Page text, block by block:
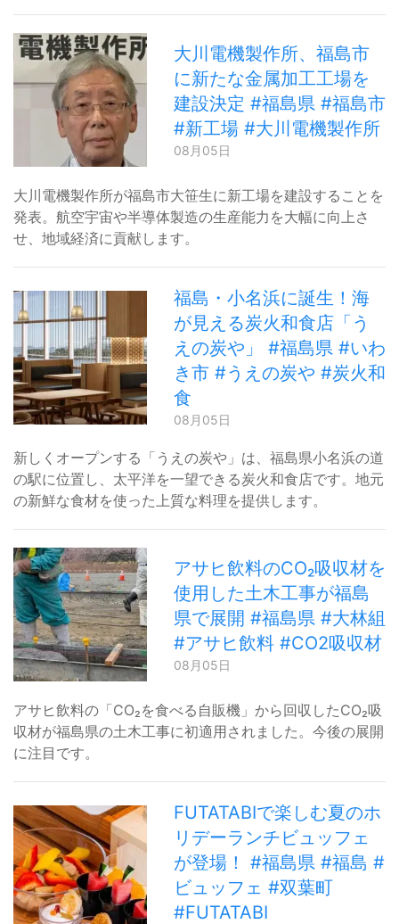
大川電機製作所、福島市
に新たな金属加工工場を
建設決定 #福島県 #福島市
#新工場 #大川電機製作所
08月05日
大川電機製作所が福島市大笹生に新工場を建設することを
発表。航空宇宙や半導体製造の生産能力を大幅に向上さ
せ、地域経済に貢献します。
福島・小名浜に誕生！海
が見える炭火和食店「う
えの炭や」 #福島県 #いわ
き市 #うえの炭や #炭火和
食
08月05日
新しくオープンする「うえの炭や」は、福島県小名浜の道
の駅に位置し、太平洋を一望できる炭火和食店です。地元
の新鮮な食材を使った上質な料理を提供します。
アサヒ飲料のCO₂吸収材を
使用した土木工事が福島
県で展開 #福島県 #大林組
#アサヒ飲料 #CO2吸収材
08月05日
アサヒ飲料の「CO₂を食べる自販機」から回収したCO₂吸
収材が福島県の土木工事に初適用されました。今後の展開
に注目です。
FUTATABIで楽しむ夏のホ
リデーランチビュッフェ
が登場！ #福島県 #福島 #
ビュッフェ #双葉町
#FUTATABI